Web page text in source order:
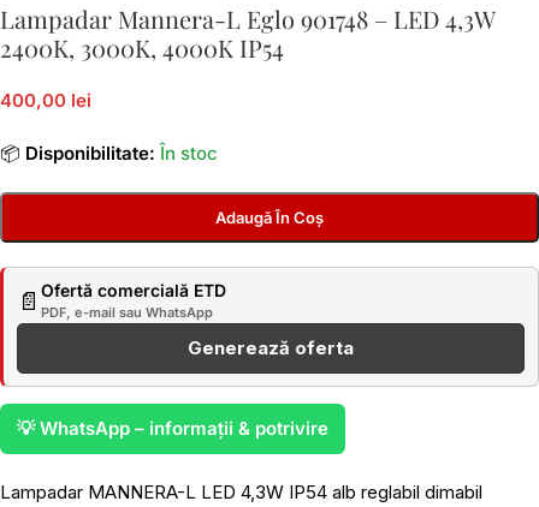
Lampadar Mannera-L Eglo 901748 – LED 4,3W
2400K, 3000K, 4000K IP54
400,00 lei
📦 Disponibilitate: În stoc
Adaugă În Coș
📄 Ofertă comercială ETD
PDF, e-mail sau WhatsApp
Generează oferta
💡 WhatsApp – informații & potrivire
Lampadar MANNERA-L LED 4,3W IP54 alb reglabil dimabil